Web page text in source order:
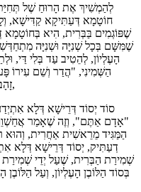
לְהַמְשִׁיךְ אֶת הָרוּחַ שֶׁל
חוֹטָמָא דְּעַתִּיקָא קַדִּישָׁא,
שֶׁפּוֹגְמִים בַּבְּרִית, הִיא
שֶׁמִּשָּׁם בְּכָל שְׁנִיָּה וּשְׁנִיָּה
הָעֶלְיוֹן, לְהֵטִיב עַד בְּלִי דַּי,
הַשְּׁמִינִי, "הֲדַר וְשֵׁם עִירוֹ
זָהָב", וְאָז כְּשֶׁעוֹלִין לְחוֹטָמָא דְּעַתִּיקָא קַדִּישָׁא,
סוֹד יְסוֹד דְּרֵישָׁא דְּלָא
"אָדָם אַתֶּם", וְזֶה שֶׁאָמַר
הַמַּגִּיד מֵרֵאשִׁית אַחֲרִית, וְהוּא
דְעַתִּיק, יְסוֹד דְּרֵישָׁא דְּלָא
שְׁמִירַת הַבְּרִית, שֶׁעַל יְדֵי שְׁמִירַת
בְּסוֹד הַלּוֹבֶן הָעֶלְיוֹן, וְעַל